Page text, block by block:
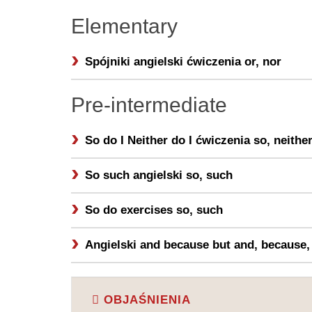
Elementary
Spójniki angielski ćwiczenia or, nor
Pre-intermediate
So do I Neither do I ćwiczenia so, neither
So such angielski so, such
So do exercises so, such
Angielski and because but and,
OBJAŚNIENIA